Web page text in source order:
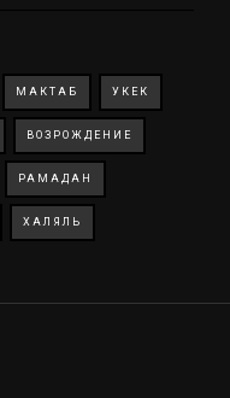
МАКТАБ УКЕК
ВОЗРОЖДЕНИЕ
РАМАДАН
ХАЛЯЛЬ